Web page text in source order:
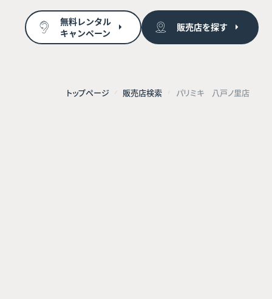
無料レンタル
キャンペーン
販売店を探す
トップページ 販売店検索 パリミキ 八戸ノ里店